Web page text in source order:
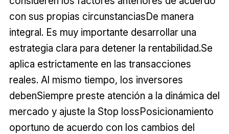
con sus propias circunstanciasDe manera
integral. Es muy importante desarrollar una
estrategia clara para detener la rentabilidad.Se
aplica estrictamente en las transacciones
reales. Al mismo tiempo, los inversores
debenSiempre preste atención a la dinámica del
mercado y ajuste la Stop lossPosicionamiento
oportuno de acuerdo con los cambios del